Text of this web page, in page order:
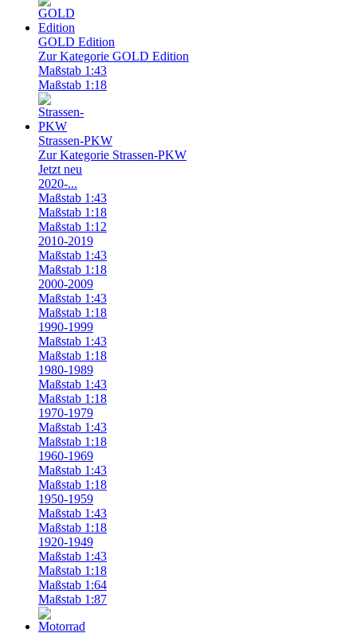
GOLD Edition
Zur Kategorie GOLD Edition
Maßstab 1:43
Maßstab 1:18
Strassen-PKW
Zur Kategorie Strassen-PKW
Jetzt neu
2020-...
Maßstab 1:43
Maßstab 1:18
Maßstab 1:12
2010-2019
Maßstab 1:43
Maßstab 1:18
2000-2009
Maßstab 1:43
Maßstab 1:18
1990-1999
Maßstab 1:43
Maßstab 1:18
1980-1989
Maßstab 1:43
Maßstab 1:18
1970-1979
Maßstab 1:43
Maßstab 1:18
1960-1969
Maßstab 1:43
Maßstab 1:18
1950-1959
Maßstab 1:43
Maßstab 1:18
1920-1949
Maßstab 1:43
Maßstab 1:18
Maßstab 1:64
Maßstab 1:87